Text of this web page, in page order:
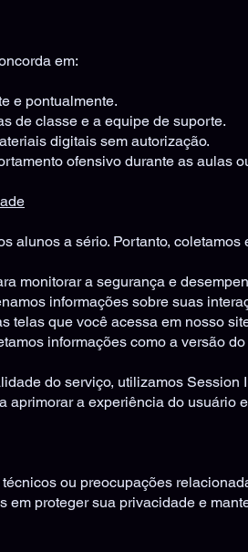
em:
e pontualmente.
de classe e a equipe de suporte.
digitais sem autorização.
ofensivo durante as aulas
alunos a sério. Portanto,
monitorar a segurança e
informações sobre suas
telas que você acessa em nosso
informações como a versão
do serviço, utilizamos Session
aprimorar a experiência do usuário
ou preocupações
em proteger sua privacidade e